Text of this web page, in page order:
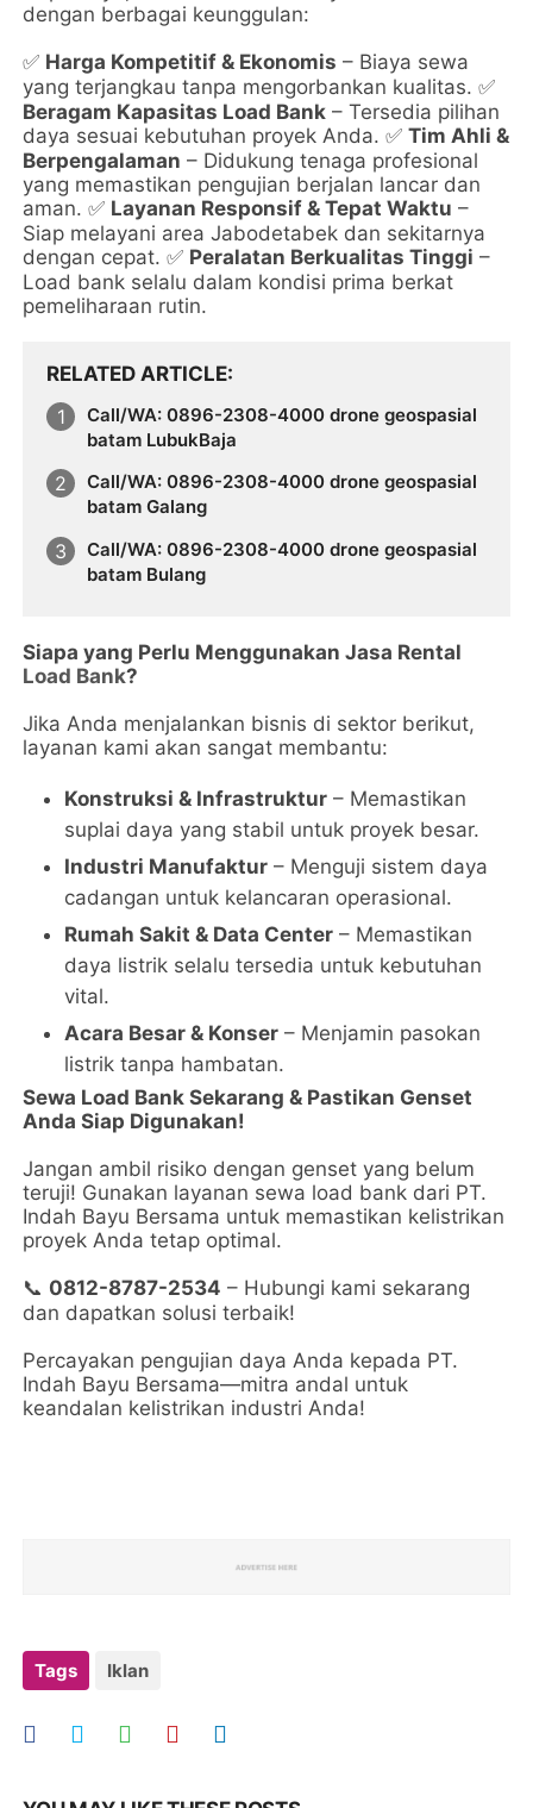
dengan berbagai keunggulan:
✅ Harga Kompetitif & Ekonomis – Biaya sewa
yang terjangkau tanpa mengorbankan kualitas.✅
Beragam Kapasitas Load Bank – Tersedia pilihan
daya sesuai kebutuhan proyek Anda.✅ Tim Ahli &
Berpengalaman – Didukung tenaga profesional
yang memastikan pengujian berjalan lancar dan
aman.✅ Layanan Responsif & Tepat Waktu –
Siap melayani area Jabodetabek dan sekitarnya
dengan cepat.✅ Peralatan Berkualitas Tinggi –
Load bank selalu dalam kondisi prima berkat
pemeliharaan rutin.
RELATED ARTICLE
Call/WA: 0896-2308-4000 drone geospasial
batam LubukBaja
Call/WA: 0896-2308-4000 drone geospasial
batam Galang
Call/WA: 0896-2308-4000 drone geospasial
batam Bulang
Siapa yang Perlu Menggunakan Jasa Rental
Load Bank?
Jika Anda menjalankan bisnis di sektor berikut,
layanan kami akan sangat membantu:
Konstruksi & Infrastruktur – Memastikan
suplai daya yang stabil untuk proyek besar.
Industri Manufaktur – Menguji sistem daya
cadangan untuk kelancaran operasional.
Rumah Sakit & Data Center – Memastikan
daya listrik selalu tersedia untuk kebutuhan
vital.
Acara Besar & Konser – Menjamin pasokan
listrik tanpa hambatan.
Sewa Load Bank Sekarang & Pastikan Genset
Anda Siap Digunakan!
Jangan ambil risiko dengan genset yang belum
teruji! Gunakan layanan sewa load bank dari PT.
Indah Bayu Bersama untuk memastikan kelistrikan
proyek Anda tetap optimal.
📞 0812-8787-2534 – Hubungi kami sekarang
dan dapatkan solusi terbaik!
Percayakan pengujian daya Anda kepada PT.
Indah Bayu Bersama—mitra andal untuk
keandalan kelistrikan industri Anda!
Tags Iklan